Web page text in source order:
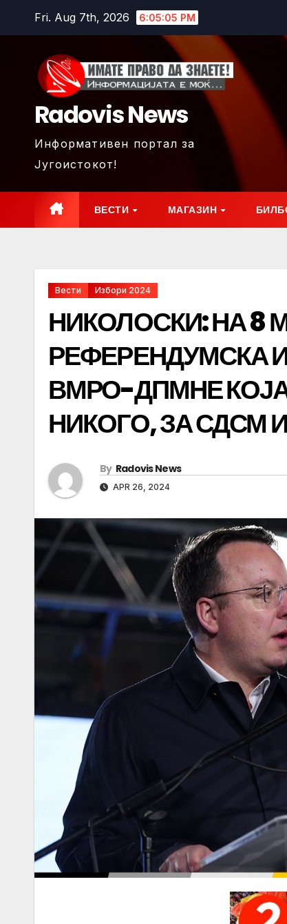
Fri. Aug 7th, 2026 6:05:07 PM
Radovis News
Информативен портал за
Југоистокот!
ВЕСТИ МАГАЗИН
Вести Избори 2024
НИКОЛОСКИ: НА 8
РЕФЕРЕНДУМСКА
ВМРО-ДПМНЕ
НИКОГО, ЗА СДСМ
By Radovis News
APR 26, 2024